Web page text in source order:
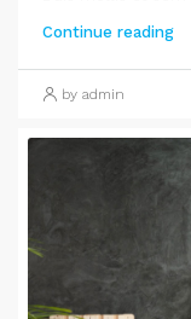
Continue reading
by admin